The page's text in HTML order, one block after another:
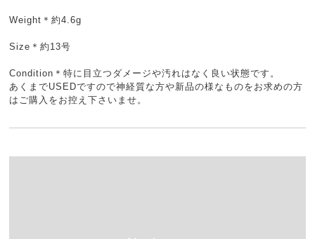
Weight＊約4.6g
Size＊約13号
Condition＊特に目立つダメージや汚れはなく良い状態です。
あくまでUSEDですので神経質な方や新品の様なものをお求めの方
はご購入をお控え下さいませ。